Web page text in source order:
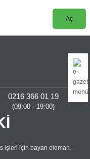
Aç
0216 366 01 19
(09:00 - 19:00)
işleri için bayan eleman.